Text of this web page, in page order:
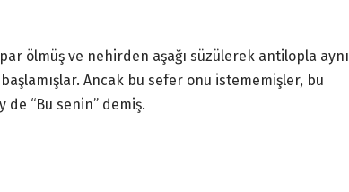
ölmüş ve nehirden aşağı süzülerek antilopla aynı
Ancak bu sefer onu istememişler, bu
de “Bu senin” demiş.